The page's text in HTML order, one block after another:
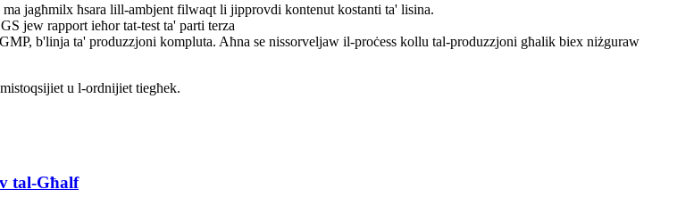
jagħmilx ħsara lill-ambjent filwaqt li jipprovdi kontenut kostanti ta' lisina.
jew rapport ieħor tat-test ta' parti terza
b'linja ta' produzzjoni kompluta. Aħna se nissorveljaw il-proċess kollu tal-produzzjoni għalik biex niżguraw
u l-ordnijiet tiegħek.
tal-Għalf